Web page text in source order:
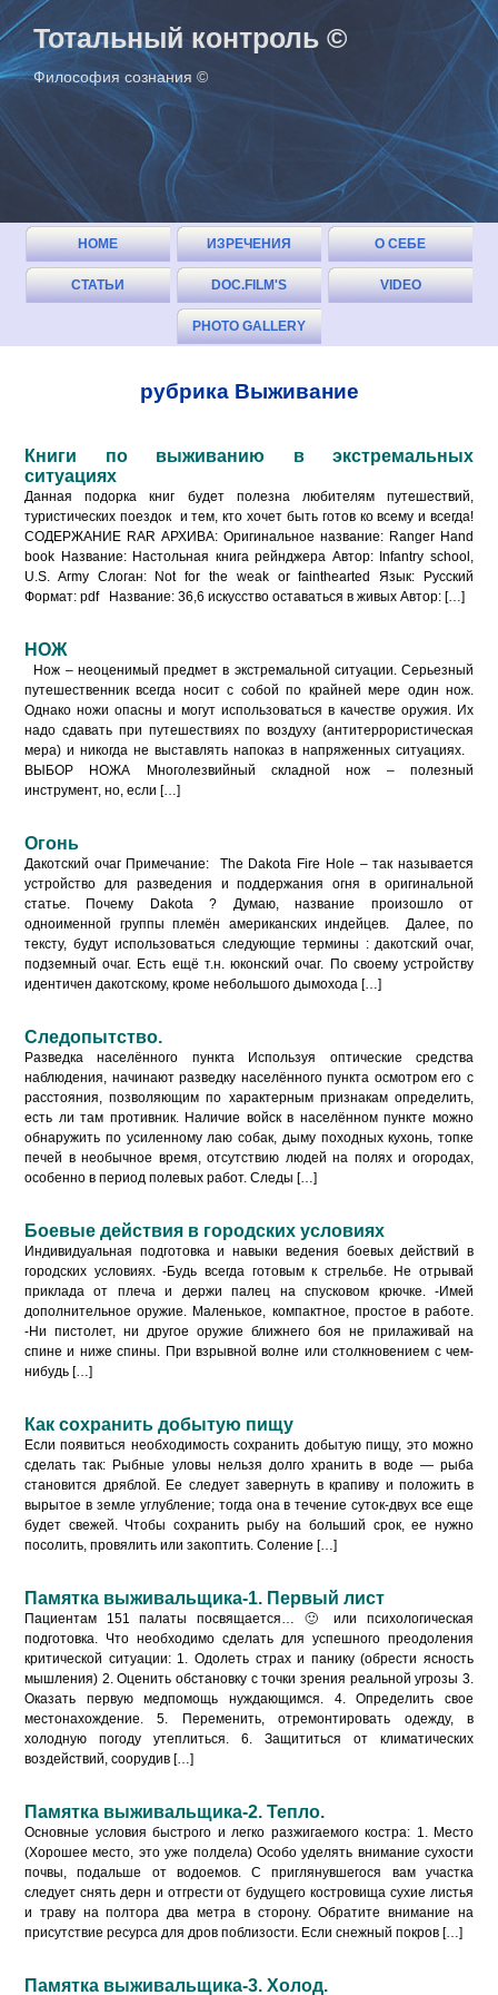
Тотальный контроль ©
Философия сознания ©
HOME ИЗРЕЧЕНИЯ О СЕБЕ
СТАТЬИ DOC.FILM'S VIDEO
PHOTO GALLERY
рубрика Выживание
Книги по выживанию в экстремальных
ситуациях
Данная подорка книг будет полезна любителям путешествий,
туристических поездок и тем, кто хочет быть готов ко всему и всегда!
СОДЕРЖАНИЕ RAR АРХИВА: Оригинальное название: Ranger Hand
book Название: Настольная книга рейнджера Автор: Infantry school,
U.S. Army Слоган: Not for the weak or fainthearted Язык: Русский
Формат: pdf Название: 36,6 искусство оставаться в живых Автор: […]
НОЖ
Нож – неоценимый предмет в экстремальной ситуации. Серьезный
путешест­венник всегда носит с собой по крайней мере один нож.
Однако ножи опас­ны и могут использоваться в качестве оружия. Их
надо сдавать при путешестви­ях по воздуху (антитеррористическая
мера) и никогда не выставлять напоказ в напряженных ситуациях.
ВЫБОР НОЖА Многолезвийный складной нож – полезный
инструмент, но, если […]
Огонь
Дакотский очаг Примечание: The Dakota Fire Hole – так называется
устройство для разведения и поддержания огня в оригинальной
статье. Почему Dakota ? Думаю, название произошло от
одноименной группы племён американских индейцев. Далее, по
тексту, будут использоваться следующие термины : дакотский очаг,
подземный очаг. Есть ещё т.н. юконский очаг. По своему устройству
идентичен дакотскому, кроме небольшого дымохода […]
Следопытство.
Разведка населённого пункта Используя оптические средства
наблюдения, начинают разведку населённого пункта осмотром его с
расстояния, позволяющим по характерным признакам определить,
есть ли там противник. Наличие войск в населённом пункте можно
обнаружить по усиленному лаю собак, дыму походных кухонь, топке
печей в необычное время, отсутствию людей на полях и огородах,
особенно в период полевых работ. Следы […]
Боевые действия в городских условиях
Индивидуальная подготовка и навыки ведения боевых действий в
городских условиях. -Будь всегда готовым к стрельбе. Не отрывай
приклада от плеча и держи палец на спусковом крючке. -Имей
дополнительное оружие. Маленькое, компактное, простое в работе.
-Ни пистолет, ни другое оружие ближнего боя не прилаживай на
спине и ниже спины. При взрывной волне или столкновением с чем-
нибудь […]
Как сохранить добытую пищу
Если появиться необходимость сохранить добытую пищу, это можно
сделать так: Рыбные уловы нельзя долго хранить в воде — рыба
становится дряблой. Ее следует завернуть в крапиву и положить в
вырытое в земле углубление; тогда она в течение суток-двух все еще
будет свежей. Чтобы сохранить рыбу на больший срок, ее нужно
посолить, провялить или закоптить. Соление […]
Памятка выживальщика-1. Первый лист
Пациентам 151 палаты посвящается… 🙂 или психологическая
подготовка. Что необходимо сделать для успешного преодоления
критической ситуации: 1. Одолеть страх и панику (обрести ясность
мышления) 2. Оценить обстановку с точки зрения реальной угрозы 3.
Оказать первую медпомощь нуждающимся. 4. Определить свое
местонахождение. 5. Переменить, отремонтировать одежду, в
холодную погоду утеплиться. 6. Защититься от климатических
воздействий, соорудив […]
Памятка выживальщика-2. Тепло.
Основные условия быстрого и легко разжигаемого костра: 1. Место
(Хорошее место, это уже полдела) Особо уделять внимание сухости
почвы, подальше от водоемов. С приглянувшегося вам участка
следует снять дерн и отгрести от будущего костровища сухие листья
и траву на полтора два метра в сторону. Обратите внимание на
присутствие ресурса для дров поблизости. Если снежный покров […]
Памятка выживальщика-3. Холод.